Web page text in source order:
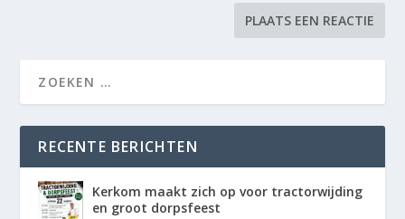
RECENTE BERICHTEN
Kerkom maakt zich op voor tractorwijding
en groot dorpsfeest